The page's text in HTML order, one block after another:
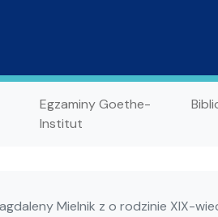
Egzaminy Goethe-
Institut
Mielnik z o rodzinie XIX-